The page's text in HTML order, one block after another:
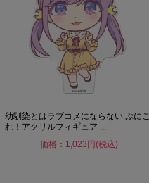
幼馴染とはラブコメにならない ぷにこ
れ！アクリルフィギュア ...
価格：1,023円(税込)